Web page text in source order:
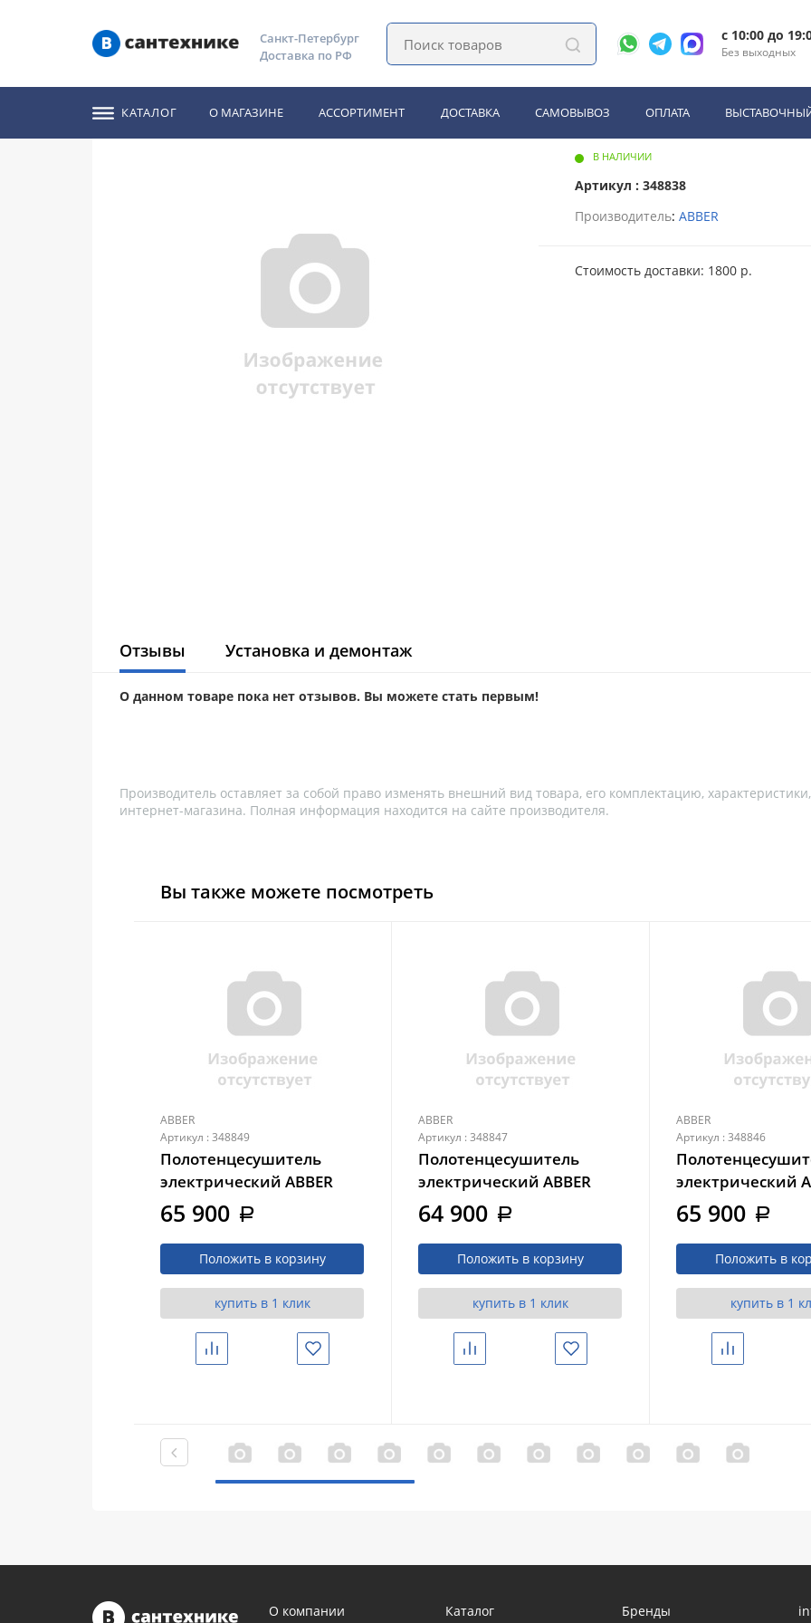
Санкт-Петербург
Доставка по РФ
c 10:00 до
Без выходных
КАТАЛОГ О МАГАЗИНЕ АССОРТИМЕНТ ДОСТАВКА САМОВЫВОЗ ОПЛАТА
Полотенцесушитель электрический ABBER Charme AH4003 хром
Полотенцесушитель электрический ABBER
В НАЛИЧИИ
Артикул : 348838
Производитель: ABBER
Стоимость доставки: 1800 р.
Отзывы Установка и демонтаж
О данном товаре пока нет отзывов. Вы можете стать первым!
Производитель оставляет за собой право изменять внешний вид товара, его комплектацию,
интернет-магазина. Полная информация находится на сайте производителя.
Вы также можете посмотреть
ABBER
Артикул : 348849
Полотенцесушитель
электрический ABBER
Charme AH4005MW белый
матовый
65 900 a
Положить в корзину
купить в 1 клик
Сравнить Избранное
ABBER
Артикул : 348847
Полотенцесушитель
электрический ABBER
Charme AH4005BST сталь
брашированная
64 900 a
Положить в корзину
купить в 1 клик
Сравнить Избранное
ABBER
Артикул : 348846
электрический
Charme AH4005
65 900 a
Положить в
купить в 1
Сравнить
О компании Каталог Бренды